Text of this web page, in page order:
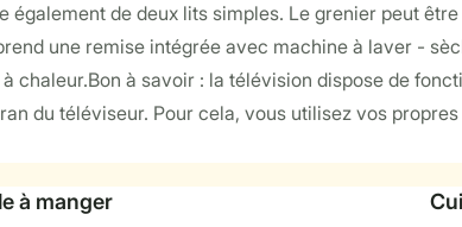
de deux lits simples. Le grenier peut
une remise intégrée avec machine à laver -
chaleur.Bon à savoir : la télévision dispose de
du téléviseur. Pour cela, vous utilisez vos
à manger